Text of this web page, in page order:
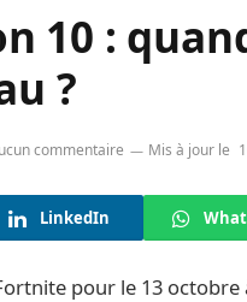
10 :
?
commentaire Mis à jour le
LinkedIn
pour le 13